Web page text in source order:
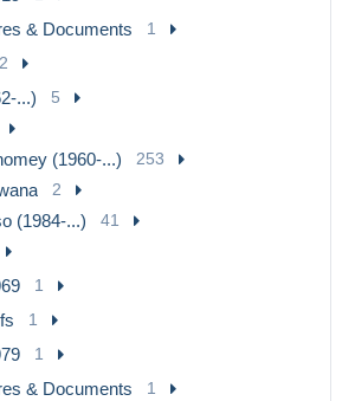
& Documents 1
...) 5
(1960-...) 253
2
(1984-...) 41
1
1
1
& Documents 1